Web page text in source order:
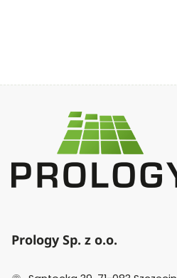
Prology Sp. z o.o.